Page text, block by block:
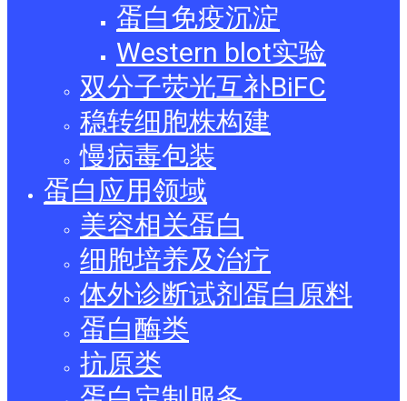
蛋白免疫沉淀
Western blot实验
双分子荧光互补BiFC
稳转细胞株构建
慢病毒包装
蛋白应用领域
美容相关蛋白
细胞培养及治疗
体外诊断试剂蛋白原料
蛋白酶类
抗原类